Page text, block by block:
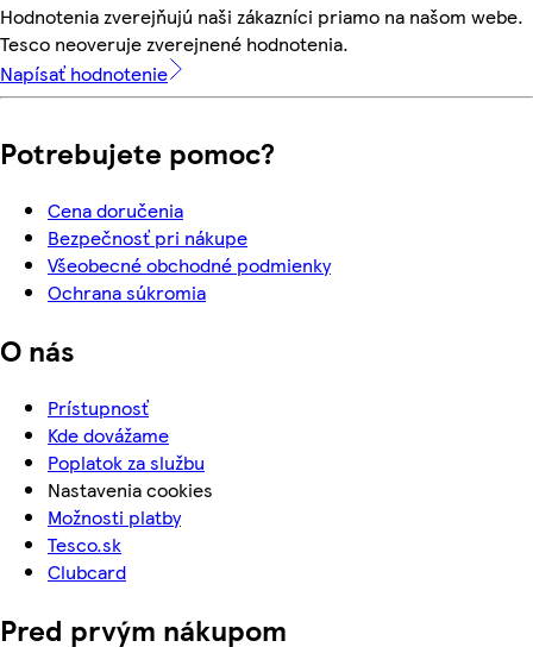
Hodnotenia zverejňujú naši zákazníci priamo na našom webe.
Tesco neoveruje zverejnené hodnotenia.
Napísať hodnotenie
Potrebujete pomoc?
Cena doručenia
Bezpečnosť pri nákupe
Všeobecné obchodné podmienky
Ochrana súkromia
O nás
Prístupnosť
Kde dovážame
Poplatok za službu
Nastavenia cookies
Možnosti platby
Tesco.sk
Clubcard
Pred prvým nákupom